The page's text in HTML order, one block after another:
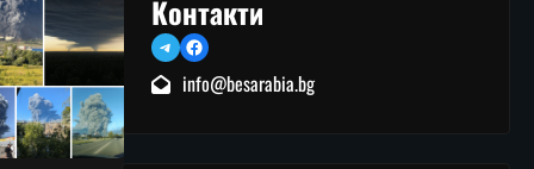
Контакти
TelegramFacebook
info@besarabia.bg